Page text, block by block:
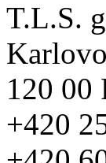
T.L.S.
120 00
+420